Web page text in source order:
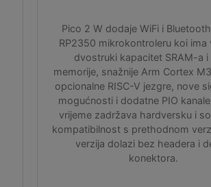
Pico 2 W dodaje WiFi i
RP2350 mikrokontroleru koi ima
dvostruki kapacitet SRAM-a i
memorije, snažnije Arm Cortex
opcionalne RISC-V jezgre, nove
mogućnosti i dodatne PIO
vrijeme zadržava hardversku i
kompatibilnost s prethodnom
verzija dolazi bez headera i
konektora.